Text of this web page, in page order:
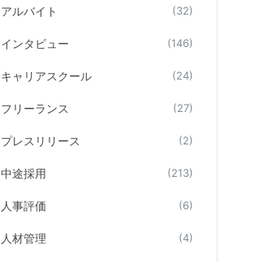
アルバイト (32)
インタビュー (146)
キャリアスクール (24)
フリーランス (27)
プレスリリース (2)
中途採用 (213)
人事評価 (6)
人材管理 (4)